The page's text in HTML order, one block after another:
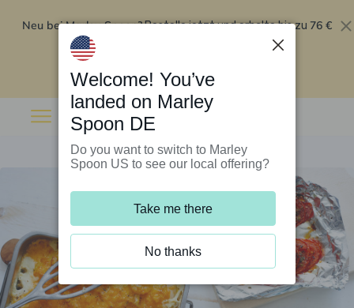
Neu bei Marley Spoon?Bestelle jetzt und erhalte bis zu 76 €
Rabatt auf deine ersten fünf Boxen
Welcome! You’ve
landed on Marley
Spoon DE
Do you want to switch to Marley
Spoon US to see our local offering?
Take me there
No thanks